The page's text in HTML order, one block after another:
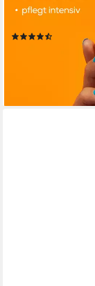
Apricot Oil, mit
lieferbar - in 1-2